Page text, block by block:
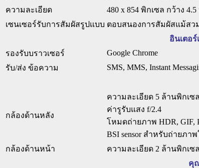
ความละเอียด
480 x 854 พิกเซล กว้าง 4.5
เซนเซอร์รับการสัมผัสรูปแบบ ตอบสนองการสัมผัสแม้สว
อินเตอ
รองรับบราวเซอร์
Google Chrome
รับ/ส่ง ข้อความ
SMS, MMS, Instant
กล้องด้านหลัง
ความละเอียด 5 ล้านพิกเซล
ค่ารูรับแสง f/2.4
โหมดถ่ายภาพ HDR, GIF,
BSI sensor สำหรับถ่ายภา
กล้องด้านหน้า
ความละเอียด 2 ล้านพิกเซล
คุ